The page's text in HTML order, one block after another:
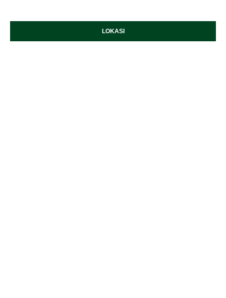
LOKASI